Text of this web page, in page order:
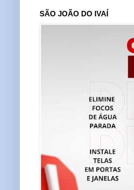
SÃO JOÃO DO IVAÍ